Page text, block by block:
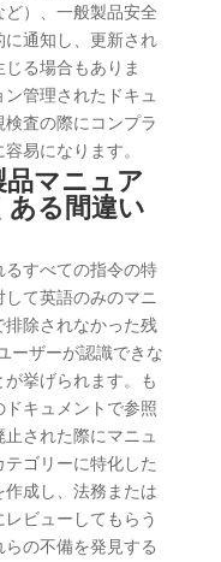
）、一般製品安全
通知し、更新され
る場合もありま
管理されたドキュ
査の際にコンプラ
易になります。
品マニュア
る間違い
すべての指令の特
て英語のみのマニ
排除されなかった残
ーザーが認識できな
挙げられます。も
キュメントで参照
された際にマニュ
ゴリーに特化した
成し、法務または
ビューしてもらう
の不備を発見する